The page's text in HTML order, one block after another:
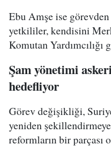
Ebu Amşe ise
yetkililer, kendisini
Komutan Yardımcılığı
Şam yönetimi
hedefliyor
Görev değişikliği,
yeniden
reformların bir